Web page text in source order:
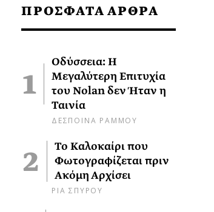
ΠΡΟΣΦΑΤΑ ΑΡΘΡΑ
Οδύσσεια: Η
Μεγαλύτερη Επιτυχία
του Nolan δεν Ήταν η
Ταινία
ΔΕΣΠΟΙΝΑ ΡΑΜΜΟΥ
Το Καλοκαίρι που
Φωτογραφίζεται πριν
Ακόμη Αρχίσει
ΡΙΑ ΣΠΥΡΟΥ